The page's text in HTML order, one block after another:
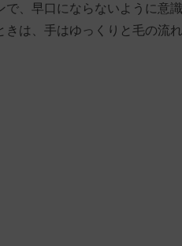
で、早口にならないように意
きは、手はゆっくりと毛の流